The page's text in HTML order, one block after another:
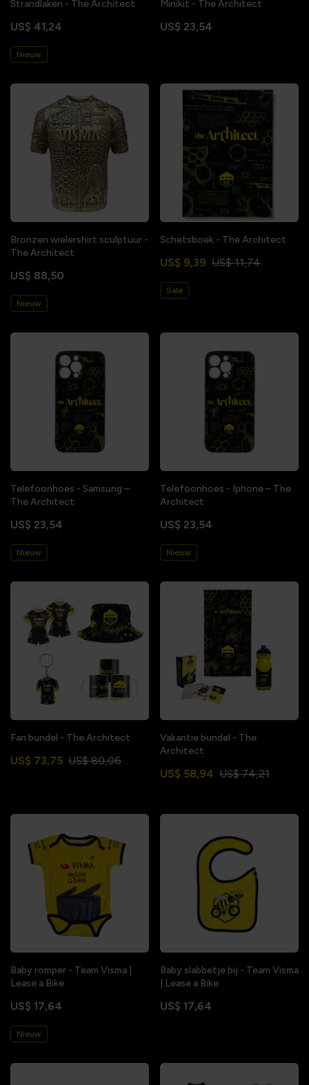
Strandlaken - The Architect
US$ 41,24
Nieuw
Minikit - The Architect
US$ 23,54
Bronzen wielershirt sculptuur -
The Architect
US$ 88,50
Nieuw
Schetsboek - The Architect
US$ 9,39 US$ 11,74
Sale
Telefoonhoes - Samsung –
The Architect
US$ 23,54
Nieuw
Telefoonhoes - Iphone – The
Architect
US$ 23,54
Nieuw
Fan bundel - The Architect
US$ 73,75 US$ 80,06
Vakantie bundel - The
Architect
US$ 58,94 US$ 74,21
Baby romper - Team Visma |
Lease a Bike
US$ 17,64
Nieuw
Baby slabbetje bij - Team Visma
| Lease a Bike
US$ 17,64